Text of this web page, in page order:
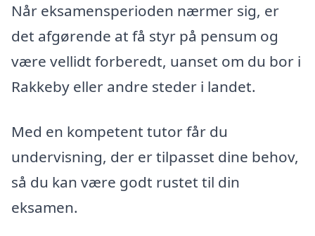
Når eksamensperioden nærmer sig, er
det afgørende at få styr på pensum og
være vellidt forberedt, uanset om du bor i
Rakkeby eller andre steder i landet.
Med en kompetent tutor får du
undervisning, der er tilpasset dine behov,
så du kan være godt rustet til din
eksamen.